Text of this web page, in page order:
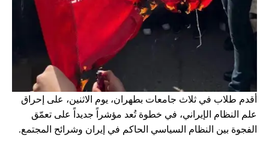
أقدم طلاب في ثلاث جامعات بطهران، يوم الاثنين، على إحراق
علم النظام الإيراني، في خطوة تُعد مؤشراً جديداً على تعمّق
الفجوة بين النظام السياسي الحاكم في إيران وشرائح المجتمع.